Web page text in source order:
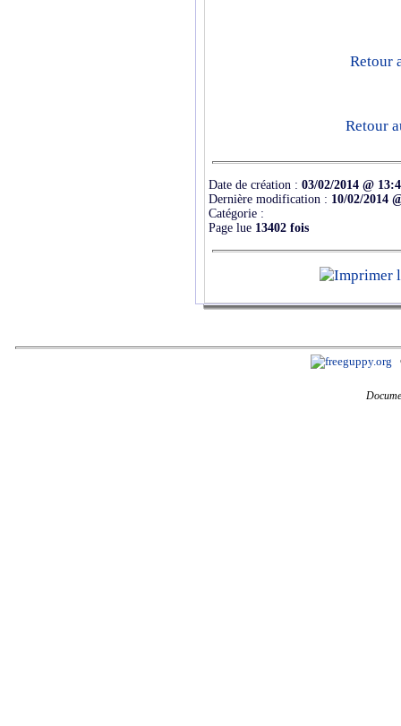
Retour
Retour
Date de création : 03/02/2014 @
Dernière modification : 10/02/2014
Catégorie :
Page lue 13402 fois